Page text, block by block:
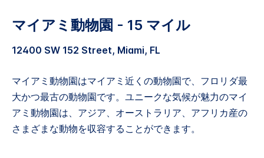
マイアミ動物園 - 15 マイル
12400 SW 152 Street, Miami, FL
マイアミ動物園はマイアミ近くの動物園で、フロリダ最
大かつ最古の動物園です。ユニークな気候が魅力のマイ
アミ動物園は、アジア、オーストラリア、アフリカ産の
さまざまな動物を収容することができます。